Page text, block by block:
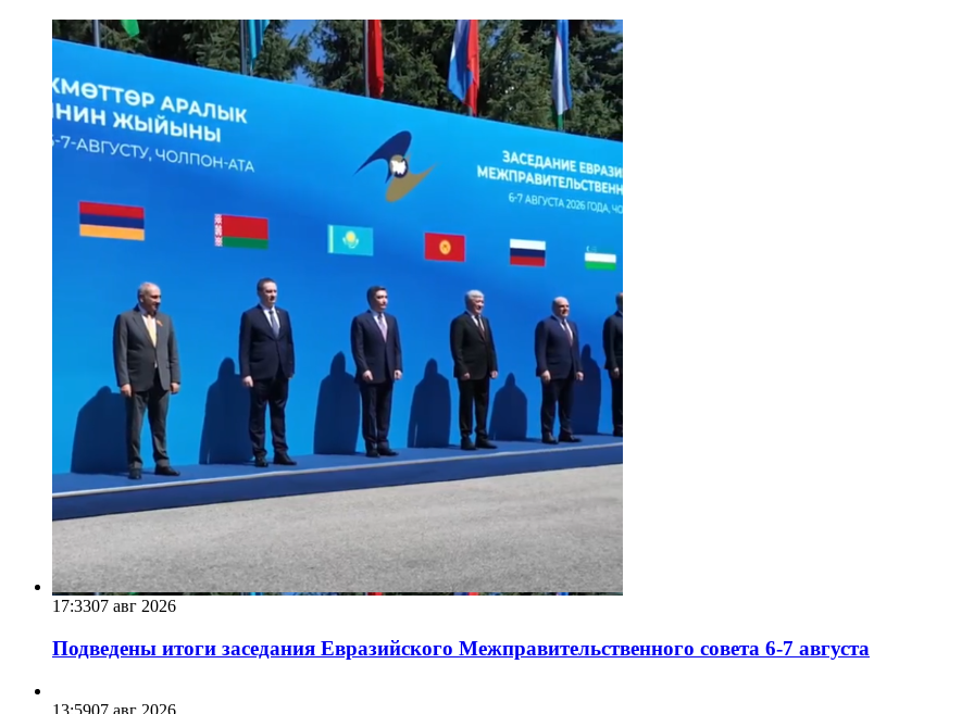
17:3307 авг 2026
Подведены итоги заседания Евразийского Межправительственного совета 6-7 августа
13:5907 авг 2026